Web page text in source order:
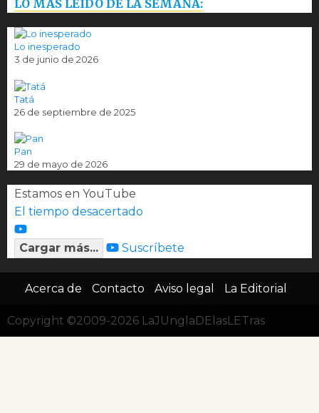
LO MÁS LEÍDO DE LA SEMANA:
Lo inesperado
3 de junio de 2026
Tatá
26 de septiembre de 2025
Pan
29 de mayo de 2026
Estamos en YouTube
El tiempo desacertado
Cargar más... Suscríbete
Acerca de Contacto Aviso legal La Editorial
Copyright ©2009-2026 LaJUnglaDElasLETras